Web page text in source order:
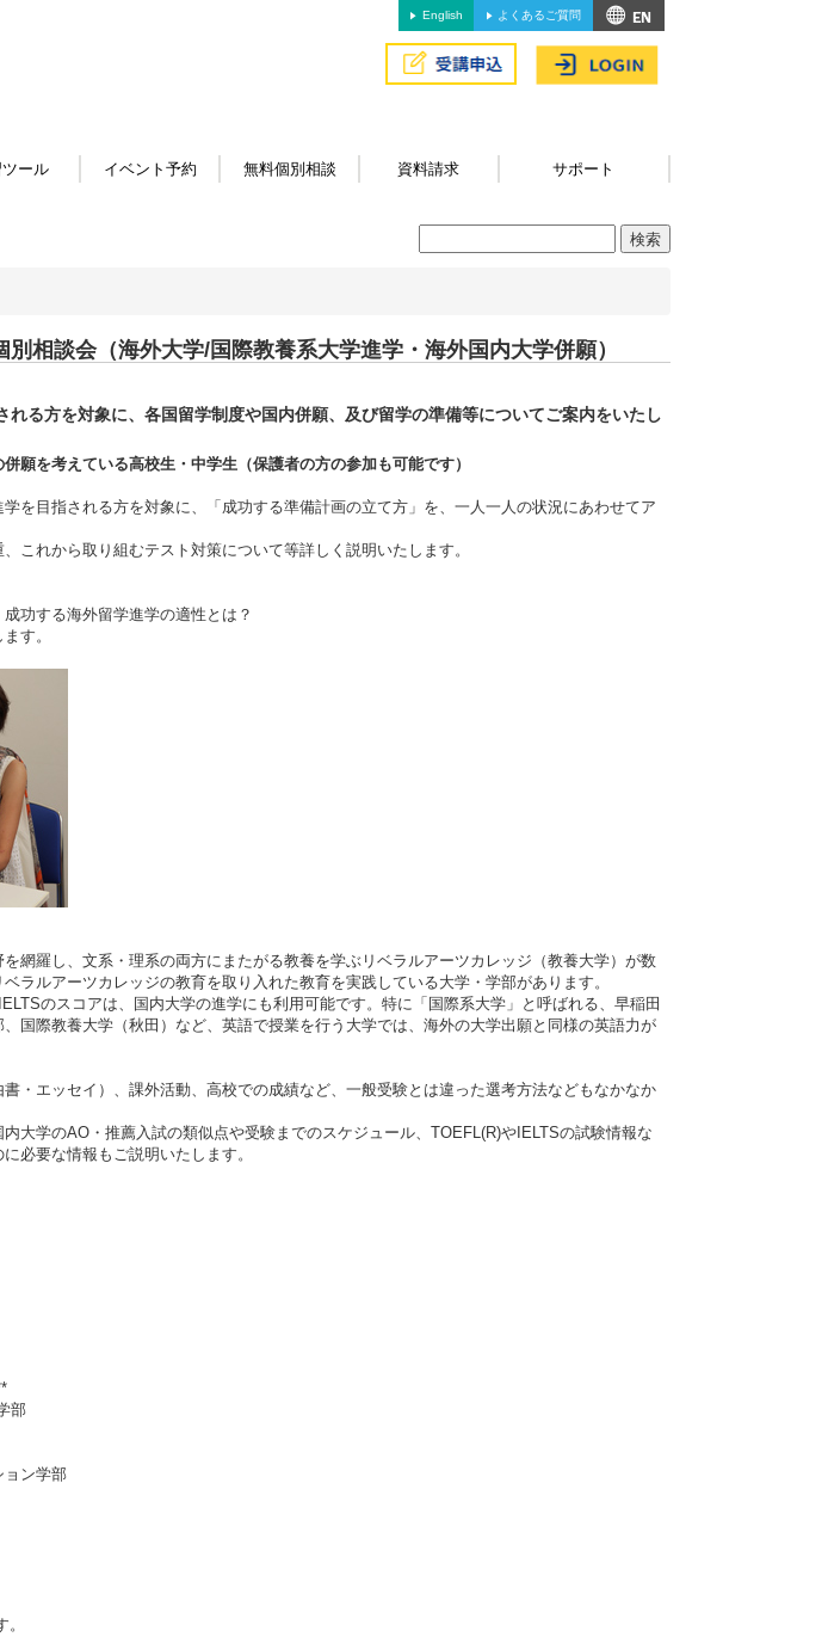
English よくあるご質問
ール イベント予約 無料個別相談 資料請求 サポート
別相談会（海外大学/国際教養系大学進学・海外国内大学併願）
れる方を対象に、各国留学制度や国内併願、及び留学の準備等についてご案内をいたし
願を考えている高校生・中学生（保護者の方の参加も可能です）
を目指される方を対象に、「成功する準備計画の立て方」を、一人一人の状況にあわせてア
これから取り組むテスト対策について等詳しく説明いたします。
功する海外留学進学の適性とは？
す。
網羅し、文系・理系の両方にまたがる教養を学ぶリベラルアーツカレッジ（教養大学）が数
ラルアーツカレッジの教育を取り入れた教育を実践している大学・学部があります。
のスコアは、国内大学の進学にも利用可能です。特に「国際系大学」と呼ばれる、早稲田
国際教養大学（秋田）など、英語で授業を行う大学では、海外の大学出願と同様の英語力が
・エッセイ）、課外活動、高校での成績など、一般受験とは違った選考方法などもなかなか
大学のAO・推薦入試の類似点や受験までのスケジュール、TOEFL(R)やIELTSの試験情報な
必要な情報もご説明いたします。
部
ョン学部